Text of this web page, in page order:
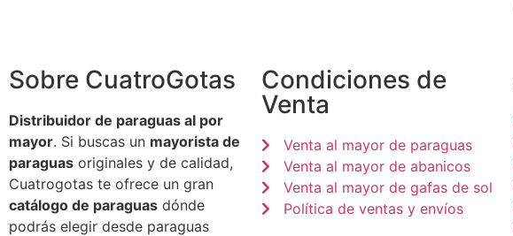
Sobre CuatroGotas
Distribuidor de paraguas al por
mayor. Si buscas un mayorista de
paraguas originales y de calidad,
Cuatrogotas te ofrece un gran
catálogo de paraguas dónde
podrás elegir desde paraguas
Condiciones de
Venta
Venta al mayor de paraguas
Venta al mayor de abanicos
Venta al mayor de gafas de sol
Política de ventas y envíos